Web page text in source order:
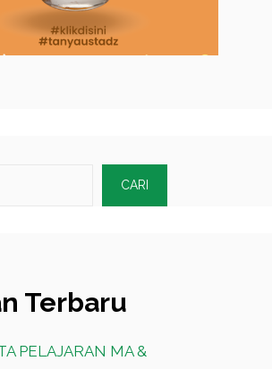
CARI
Terbaru
PELAJARAN MA &